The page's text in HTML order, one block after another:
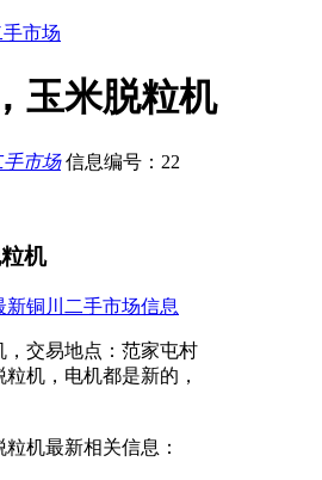
手市场
玉米脱粒机
手市场 信息编号：22
机
新铜川二手市场信息
交易地点： 范家屯村
机，电机都是新的，
机最新相关信息：